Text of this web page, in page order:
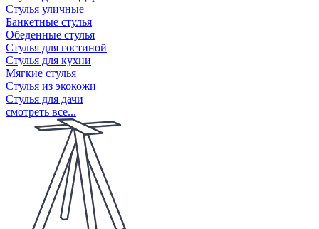
Стулья уличные
Банкетные стулья
Обеденные стулья
Стулья для гостиной
Стулья для кухни
Мягкие стулья
Стулья из экокожи
Стулья для дачи
смотреть все...